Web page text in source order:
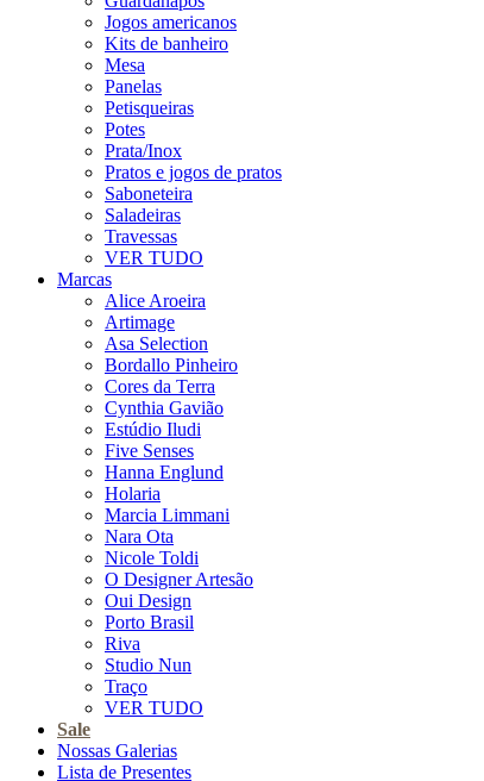
Jogos americanos
Kits de banheiro
Mesa
Panelas
Petisqueiras
Potes
Prata/Inox
Pratos e jogos de pratos
Saboneteira
Saladeiras
Travessas
VER TUDO
Marcas
Alice Aroeira
Artimage
Asa Selection
Bordallo Pinheiro
Cores da Terra
Cynthia Gavião
Estúdio Iludi
Five Senses
Hanna Englund
Holaria
Marcia Limmani
Nara Ota
Nicole Toldi
O Designer Artesão
Oui Design
Porto Brasil
Riva
Studio Nun
Traço
VER TUDO
Sale
Nossas Galerias
Lista de Presentes